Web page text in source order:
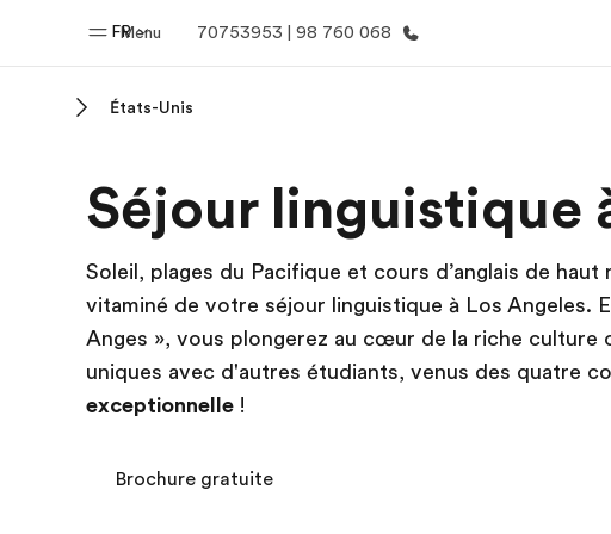
Menu
FR 70753953 | 98 760 068
Bienvenue chez EF Nos offres
États-Unis
Séjour linguistique
Soleil, plages du Pacifique et cours d’anglais de
vitaminé de votre séjour linguistique à Los Angeles.
Anges », vous plongerez au cœur de la riche culture
uniques avec d'autres étudiants, venus des quatre
exceptionnelle !
Brochure gratuite